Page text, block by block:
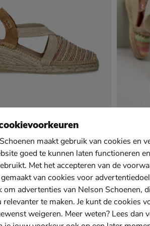
Terra Cl
- multi
Toni
van €
89 , 62,
schoenen online
worden sinds 1946
werden de schoenen in
je
Pons
Toni
maakt gebruik van cookies en
goed te kunnen laten functioneren
Met het accepteren van de
van cookies voor
om advertenties van Nelson Schoenen,
relevanter te maken. Je kunt de cookies
weigeren. Meer weten? Lees dan